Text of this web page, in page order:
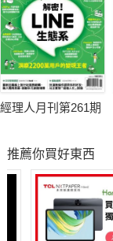
經理人月刊第261期
推薦你買好東西